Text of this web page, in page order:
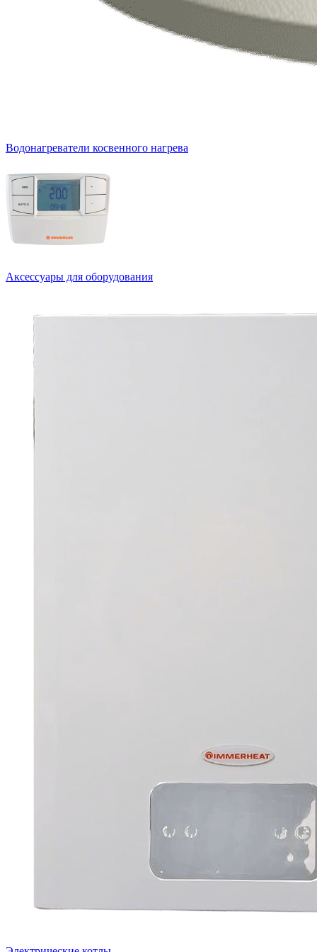
Водонагреватели косвенного нагрева
Аксессуары для оборудования